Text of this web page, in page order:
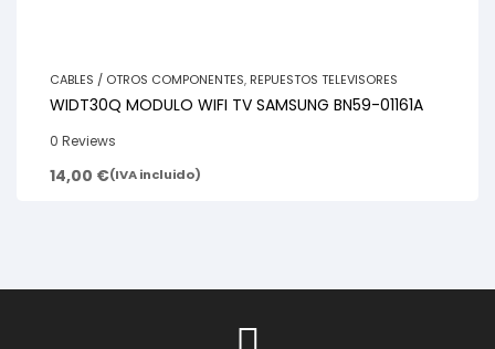
CABLES / OTROS COMPONENTES, REPUESTOS TELEVISORES
WIDT30Q MODULO WIFI TV SAMSUNG BN59-01161A
0 Reviews
14,00 €(IVA incluido)